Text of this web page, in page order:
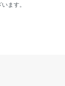
ます。